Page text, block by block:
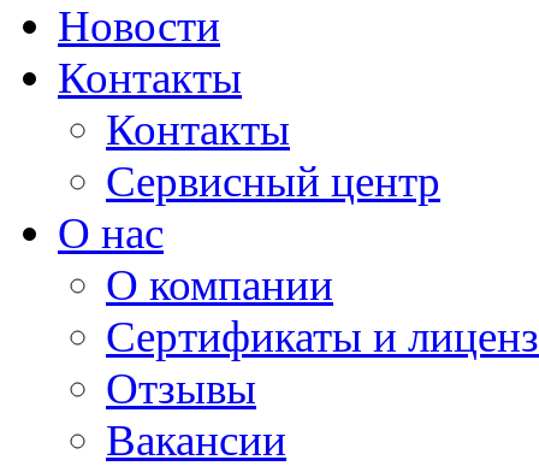
Новости
Контакты
Контакты
Сервисный центр
О нас
О компании
Сертификаты и
Отзывы
Вакансии